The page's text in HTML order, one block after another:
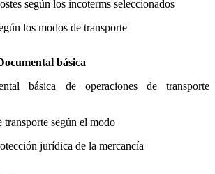
según los incoterms seleccionados
los modos de transporte
básica
básica de operaciones de transporte
según el modo
jurídica de la mercancía